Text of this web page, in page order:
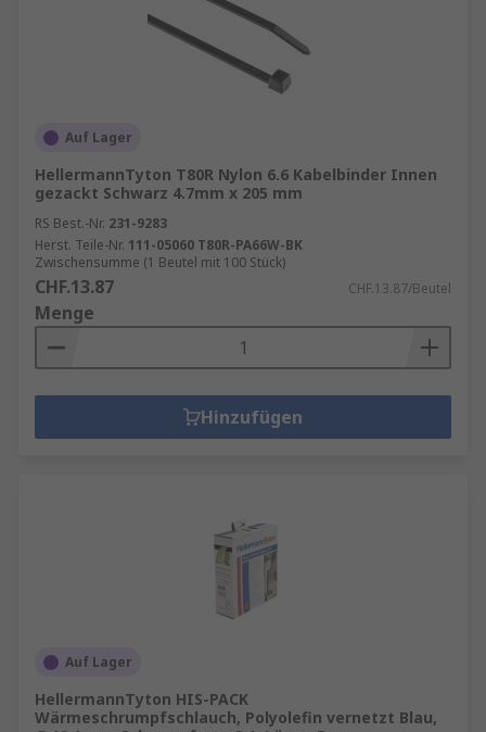
Auf Lager
HellermannTyton T80R Nylon 6.6 Kabelbinder Innen
gezackt Schwarz 4.7mm x 205 mm
RS Best.-Nr. 231-9283
Herst. Teile-Nr. 111-05060 T80R-PA66W-BK
Zwischensumme (1 Beutel mit 100 Stück)
CHF.13.87 CHF.13.87/Beutel
Menge
Hinzufügen
Auf Lager
HellermannTyton HIS-PACK
Wärmeschrumpfschlauch, Polyolefin vernetzt Blau,